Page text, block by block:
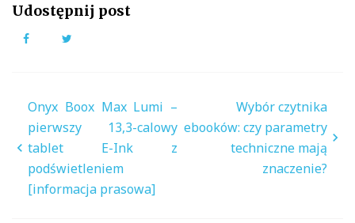
Udostępnij post
Facebook
Nawigacja
wpisu
Onyx Boox Max Lumi –
pierwszy 13,3-calowy
tablet E-Ink z
podświetleniem
[informacja prasowa]
Wybór czytnika
ebooków: czy parametry
techniczne mają
znaczenie?